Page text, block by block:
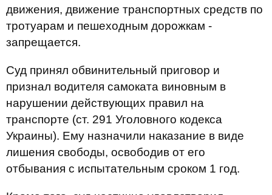
движения, движение транспортных средств по
тротуарам и пешеходным дорожкам -
запрещается.
Суд принял обвинительный приговор и
признал водителя самоката виновным в
нарушении действующих правил на
транспорте (ст. 291 Уголовного кодекса
Украины). Ему назначили наказание в виде
лишения свободы, освободив от его
отбывания с испытательным сроком 1 год.